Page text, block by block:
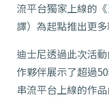
流平台獨家上線的《
譯）為起點推出更
迪士尼透過此次活
作夥伴展示了超過
串流平台上線的作